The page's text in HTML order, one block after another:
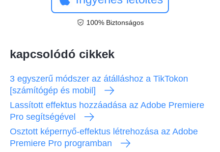
100% Biztonságos
kapcsolódó cikkek
3 egyszerű módszer az átálláshoz a TikTokon
[számítógép és mobil]
Lassított effektus hozzáadása az Adobe Premiere
Pro segítségével
Osztott képernyő-effektus létrehozása az Adobe
Premiere Pro programban